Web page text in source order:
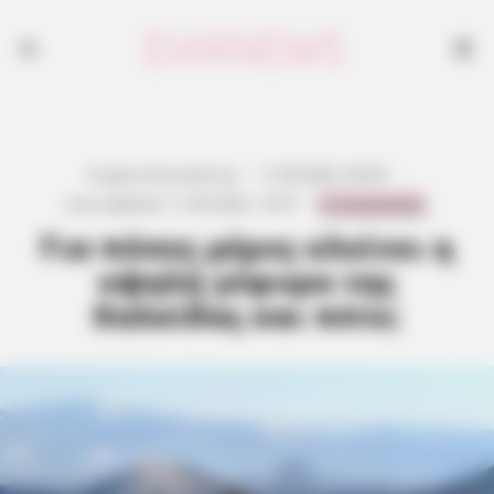
Για πόσες μέρες κλείνει η
υψηλή γέφυρα της
Χαλκίδας και πότε;